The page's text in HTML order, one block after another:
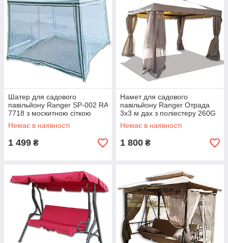
Шатер для садового
павільйону Ranger SP-002 RA
7718 з москитною сіткою
2.4x2.4 м зелений білий
легкий навіс
Немає в наявності
1 499 ₴
Намет для садового
павільйону Ranger Отрада
3х3 м дах з поліестеру 260G
колір бежевий захист від UV
та дощу 2 кг
Немає в наявності
1 800 ₴